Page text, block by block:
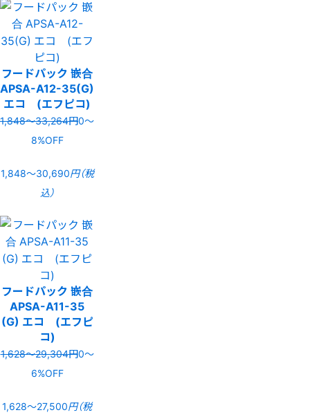
フードパック 嵌合
APSA-A12-35(G)
エコ (エフピコ)
1,848〜33,264円0〜
8%OFF
1,848〜30,690円（税
込）
フードパック 嵌合
APSA-A11-35
(G) エコ (エフピ
コ)
1,628〜29,304円0〜
6%OFF
1,628〜27,500円（税